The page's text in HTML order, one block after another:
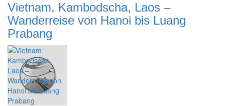
Vietnam, Kambodscha, Laos –
Wanderreise von Hanoi bis Luang
Prabang